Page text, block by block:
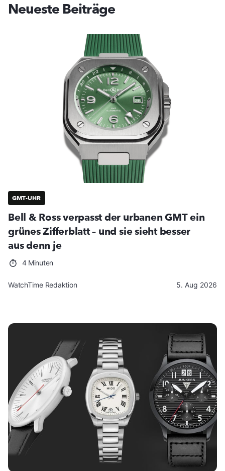
Neueste Beiträge
GMT-UHR
Bell & Ross verpasst der urbanen GMT ein
grünes Zifferblatt – und sie sieht besser
aus denn je
4 Minuten
WatchTime Redaktion 5. Aug 2026